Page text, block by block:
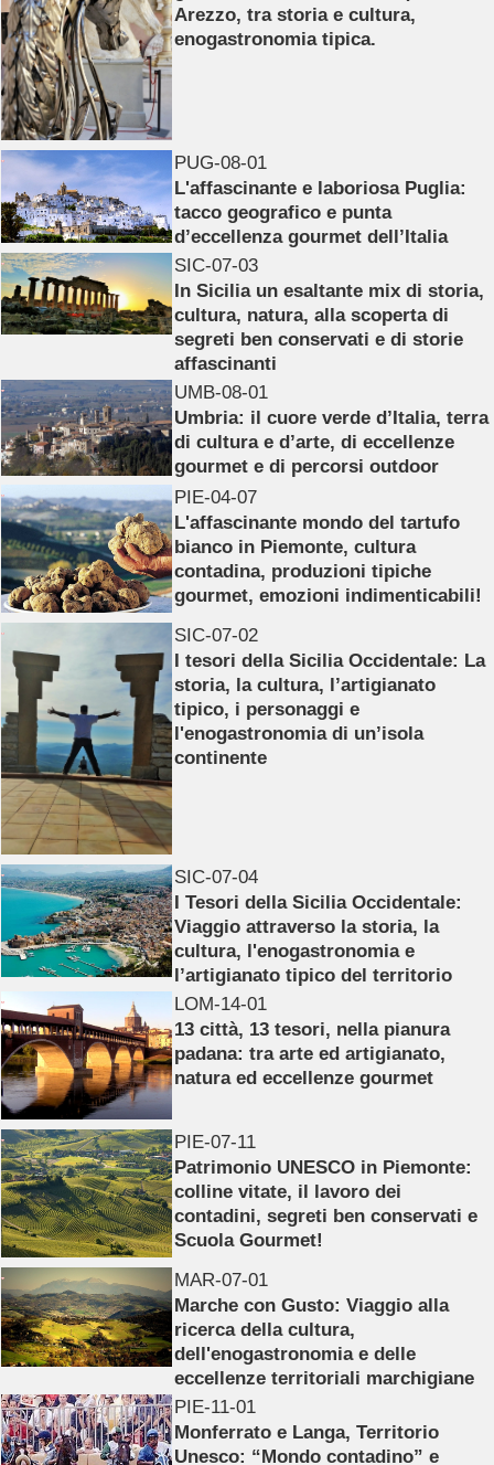
Arezzo, tra storia e cultura,
enogastronomia tipica.
PUG-08-01
L'affascinante e laboriosa Puglia:
tacco geografico e punta
d’eccellenza gourmet dell’Italia
SIC-07-03
In Sicilia un esaltante mix di storia,
cultura, natura, alla scoperta di
segreti ben conservati e di storie
affascinanti
UMB-08-01
Umbria: il cuore verde d’Italia, terra
di cultura e d’arte, di eccellenze
gourmet e di percorsi outdoor
PIE-04-07
L'affascinante mondo del tartufo
bianco in Piemonte, cultura
contadina, produzioni tipiche
gourmet, emozioni indimenticabili!
SIC-07-02
I tesori della Sicilia Occidentale: La
storia, la cultura, l’artigianato
tipico, i personaggi e
l'enogastronomia di un’isola
continente
SIC-07-04
I Tesori della Sicilia Occidentale:
Viaggio attraverso la storia, la
cultura, l'enogastronomia e
l’artigianato tipico del territorio
LOM-14-01
13 città, 13 tesori, nella pianura
padana: tra arte ed artigianato,
natura ed eccellenze gourmet
PIE-07-11
Patrimonio UNESCO in Piemonte:
colline vitate, il lavoro dei
contadini, segreti ben conservati e
Scuola Gourmet!
MAR-07-01
Marche con Gusto: Viaggio alla
ricerca della cultura,
dell'enogastronomia e delle
eccellenze territoriali marchigiane
PIE-11-01
Monferrato e Langa, Territorio
Unesco: “Mondo contadino” e